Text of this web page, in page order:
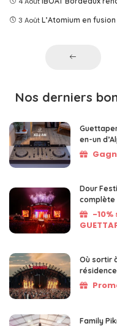
3 Août L’Atomium en
Nos derniers
en-un
Dour
complète
-
Où sortir
Family